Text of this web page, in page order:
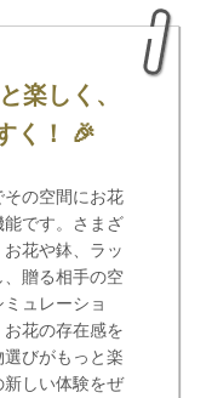
楽しく、
く！ 🎉
の空間にお花
です。さまざ
花や鉢、ラッ
贈る相手の空
ュレーショ
花の存在感を
びがもっと楽
新しい体験をぜ